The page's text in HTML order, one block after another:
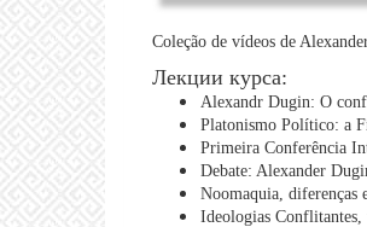
Coleção de vídeos de
Лекции курса:
Alexandr Dugin: O
Platonismo Político: a
Primeira Conferência
Debate: Alexander
Noomaquia, diferenças
Ideologias